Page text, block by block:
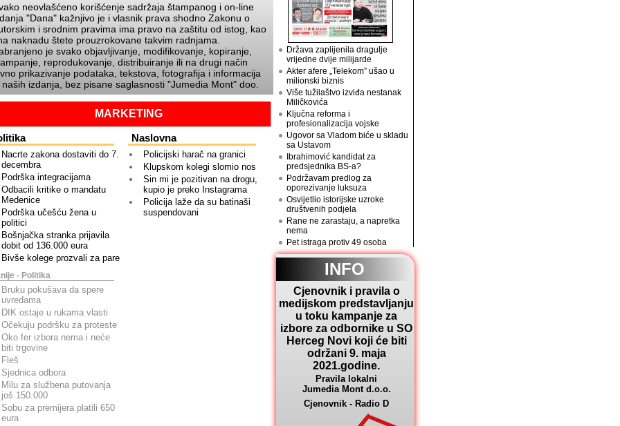
neovlašćeno korišćenje sadržaja štampanog i on-line
Dana
kažnjivo je i vlasnik prava shodno Zakonu o
i srodnim pravima ima pravo na zaštitu od istog, kao
naknadu štete prouzrokovane takvim radnjama.
je svako objavljivanje, modifikovanje, kopiranje,
reprodukovanje, distribuiranje ili na drugi način
prikazivanje podataka, tekstova, fotografija i informacija
naših izdanja, bez pisane saglasnosti Jumedia Mont doo.
MARKETING
Nacrte zakona dostaviti do 7.
decembra
Podrška integracijama
Odbacili kritike o mandatu
Medenice
Podrška učešću žena u
politici
Bošnjačka stranka prijavila
dobit od 136.000 eura
Bivše kolege prozvali za pare
- Politika
Bruku pokušava da spere
uvredama
DIK ostaje u rukama vlasti
Očekuju podršku za proteste
Oko fer izbora nema i neće
biti trgovine
Fleš
Sjednica odbora
Milu za službena putovanja
još 150.000
Sobu za premijera platili 650
eura
Naslovna
Policijski harač na granici
Klupskom kolegi slomio nos
Sin mi je pozitivan na drogu,
kupio je preko Instagrama
Policija laže da su batinaši
suspendovani
Država zaplijenila dragulje
vrijedne dvije milijarde
Akter afere „Telekom” ušao u
milionski biznis
Više tužilaštvo izviđa nestanak
Miličkovića
Ključna reforma i
profesionalizacija vojske
Ugovor sa Vladom biće u skladu
sa Ustavom
Ibrahimović kandidat za
predsjednika BS-a?
Podržavam predlog za
oporezivanje luksuza
Osvijetlio istorijske uzroke
društvenih podjela
Rane ne zarastaju, a napretka
nema
Pet istraga protiv 49 osoba
INFO
Cjenovnik i pravila o
medijskom predstavljanju
u toku kampanje za
izbore za odbornike u SO
Herceg Novi koji će biti
održani 9. maja
2021.godine.
Pravila lokalni
Jumedia Mont d.o.o.
Cjenovnik - Radio D